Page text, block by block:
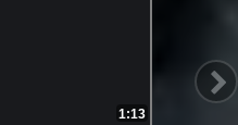
1:13